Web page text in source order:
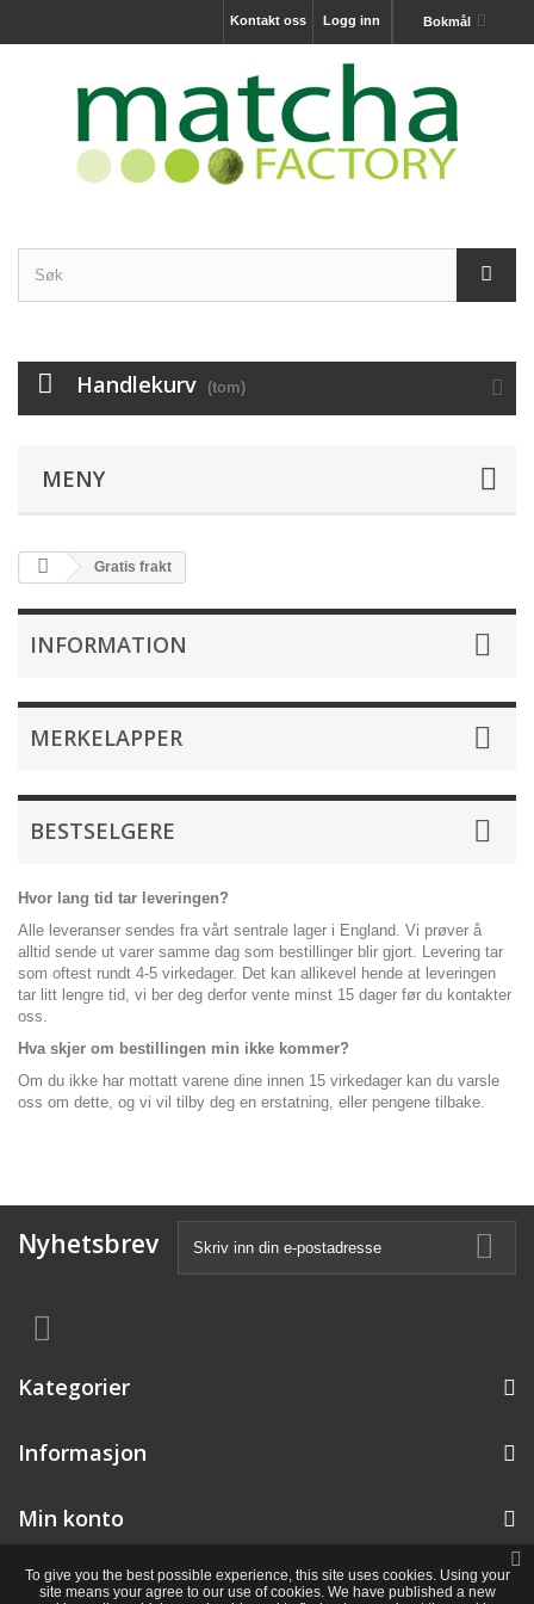
Bokmål
Logg inn
Kontakt oss
Handlekurv (tom)
MENY
Gratis frakt
INFORMATION
MERKELAPPER
BESTSELGERE
Hvor lang tid tar leveringen?
Alle leveranser sendes fra vårt sentrale lager i England. Vi prøver å
alltid sende ut varer samme dag som bestillinger blir gjort. Levering tar
som oftest rundt 4-5 virkedager. Det kan allikevel hende at leveringen
tar litt lengre tid, vi ber deg derfor vente minst 15 dager før du kontakter
oss.
Hva skjer om bestillingen min ikke kommer?
Om du ikke har mottatt varene dine innen 15 virkedager kan du varsle
oss om dette, og vi vil tilby deg en erstatning, eller pengene tilbake.
Nyhetsbrev
Kategorier
Informasjon
Min konto
To give you the best possible experience, this site uses cookies. Using your
site means your agree to our use of cookies. We have published a new